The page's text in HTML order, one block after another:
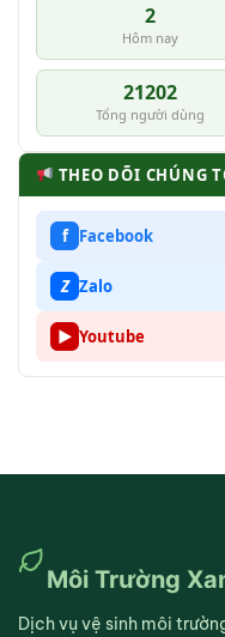
2
Hôm nay
21202
Tổng người dùng
THEO DÕI CHÚNG
f Facebook
Z Zalo
▶ Youtube
Môi Trường
Dịch vụ vệ sinh môi